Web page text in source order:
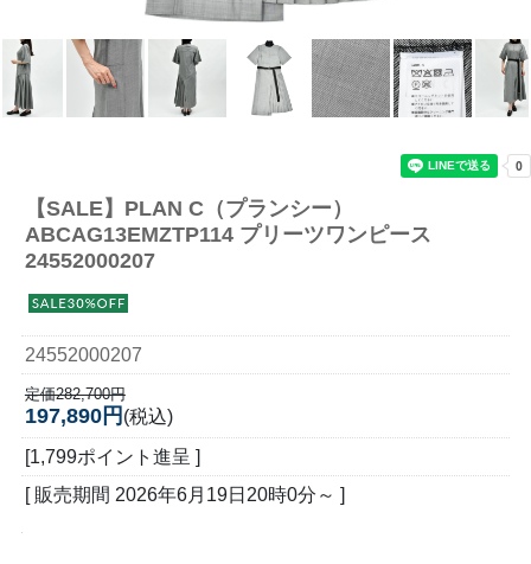
【SALE】 PLAN C（プランシー）
ABCAG13EMZTP114 プリーツワンピース
24552000207
24552000207
定価282,700円
197,890円 (税込)
[1,799ポイント進呈 ]
[ 販売期間 2026年6月19日20時0分 ～ ]